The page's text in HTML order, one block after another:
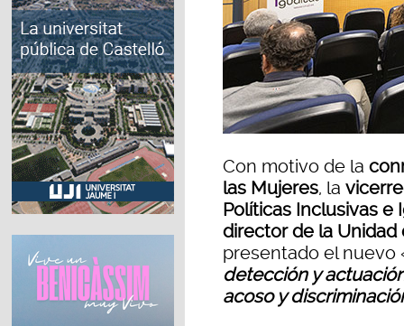
Con motivo de la
las Mujeres, la
Políticas Inclusivas e
director de la Unidad
presentado el nuevo
detección y
acoso y